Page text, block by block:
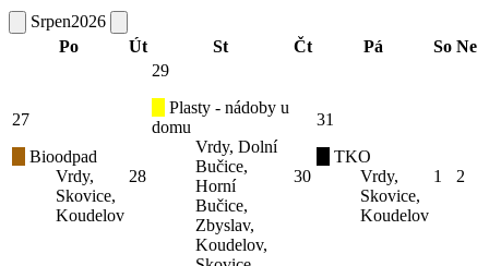
Srpen2026
Po
Út St Čt Pá So Ne
27
Bioodpad
Vrdy,
Skovice,
Koudelov
28
29
Plasty - nádoby u
domu
Vrdy, Dolní
Bučice,
Horní
Bučice,
Zbyslav,
Koudelov,
30
31
TKO
Vrdy,
Skovice,
Koudelov
1 2